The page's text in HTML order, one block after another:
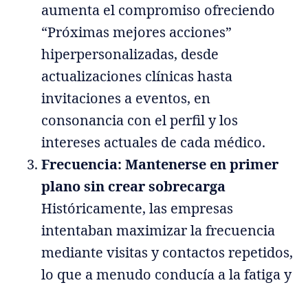
aumenta el compromiso ofreciendo
“Próximas mejores acciones”
hiperpersonalizadas, desde
actualizaciones clínicas hasta
invitaciones a eventos, en
consonancia con el perfil y los
intereses actuales de cada médico.
Frecuencia: Mantenerse en primer
plano sin crear sobrecarga
Históricamente, las empresas
intentaban maximizar la frecuencia
mediante visitas y contactos repetidos,
lo que a menudo conducía a la fatiga y